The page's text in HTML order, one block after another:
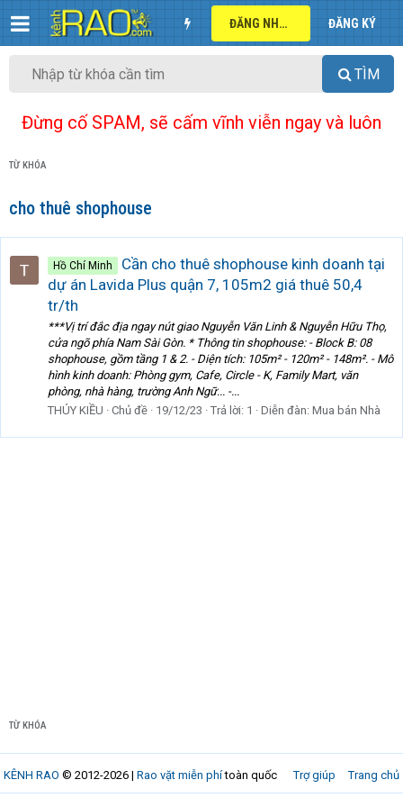
ĐĂNG NHẬP ĐĂNG KÝ
TÌM
Đừng cố SPAM, sẽ cấm vĩnh viễn ngay và luôn
TỪ KHÓA
cho thuê shophouse
Hồ Chí Minh
Cần cho thuê shophouse kinh doanh tại
dự án Lavida Plus quận 7, 105m2 giá thuê 50,4
tr/th
***Vị trí đắc địa ngay nút giao Nguyễn Văn Linh & Nguyễn Hữu Thọ,
cửa ngõ phía Nam Sài Gòn. * Thông tin shophouse: - Block B: 08
shophouse, gồm tầng 1 & 2. - Diện tích: 105m² - 120m² - 148m². - Mô
hình kinh doanh: Phòng gym, Cafe, Circle - K, Family Mart, văn
phòng, nhà hàng, trường Anh Ngữ... -...
THÚY KIỀU
Chủ đề 19/12/23 Trả lời: 1 Diễn đàn: Mua bán Nhà
TỪ KHÓA
Trợ giúp Trang chủ
KÊNH RAO © 2012-2026 | Rao vặt miễn phítoàn quốc